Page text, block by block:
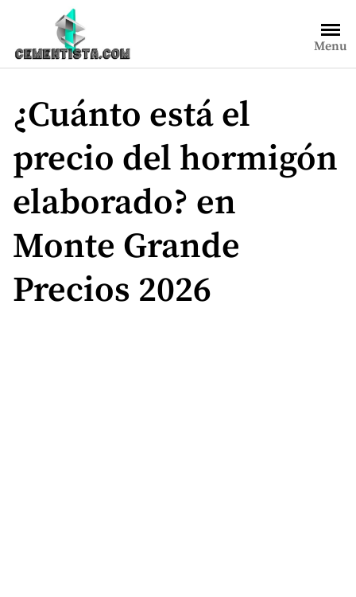
contenido
Menu
¿Cuánto está el
precio del hormigón
elaborado? en
Monte Grande
Precios 2026